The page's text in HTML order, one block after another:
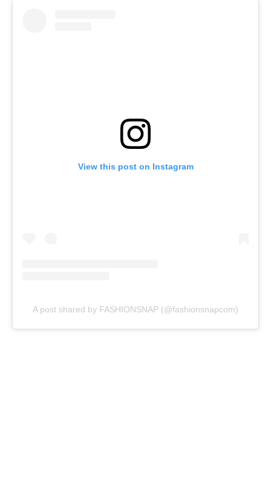
View this post on Instagram
A post shared by FASHIONSNAP (@fashionsnapcom)